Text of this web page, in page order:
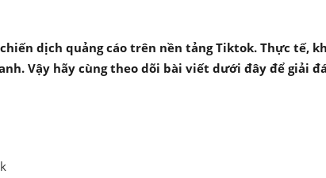
dịch quảng cáo trên nền tảng Tiktok. Thực tế,
Vậy hãy cùng theo dõi bài viết dưới đây để giải